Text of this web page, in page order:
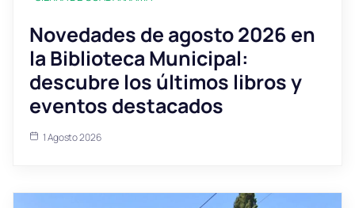
Novedades de agosto 2026 en
la Biblioteca Municipal:
descubre los últimos libros y
eventos destacados
1 Agosto 2026